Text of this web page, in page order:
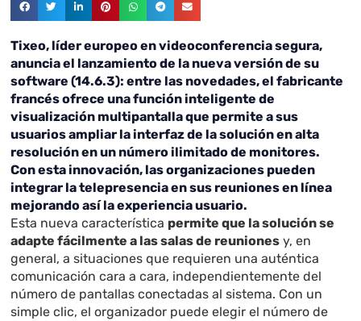
Tixeo, líder europeo en videoconferencia segura,
anuncia el lanzamiento de la nueva versión de su
software (14.6.3): entre las novedades, el fabricante
francés ofrece una función inteligente de
visualización multipantalla que permite a sus
usuarios ampliar la interfaz de la solución en alta
resolución en un número ilimitado de monitores.
Con esta innovación, las organizaciones pueden
integrar la telepresencia en sus reuniones en línea
mejorando así la experiencia usuario.
Esta nueva característica permite que la solución se
adapte fácilmente a las salas de reuniones y, en
general, a situaciones que requieren una auténtica
comunicación cara a cara, independientemente del
número de pantallas conectadas al sistema. Con un
simple clic, el organizador puede elegir el número de